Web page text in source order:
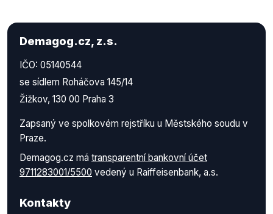
Demagog.cz, z.s.
IČO: 05140544
se sídlem Roháčova 145/14
Žižkov, 130 00 Praha 3
Zapsaný ve spolkovém rejstříku u Městského soudu v
Praze.
Demagog.cz má transparentní bankovní účet
9711283001/5500 vedený u Raiffeisenbank, a.s.
Kontakty